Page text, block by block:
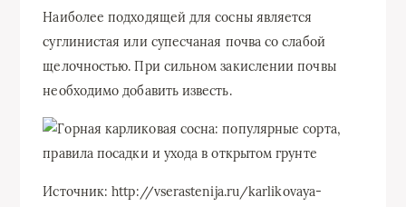
Наиболее подходящей для сосны является
суглинистая или супесчаная почва со слабой
щелочностью. При сильном закислении почвы
необходимо добавить известь.
Источник: http://vserastenija.ru/karlikovaya-